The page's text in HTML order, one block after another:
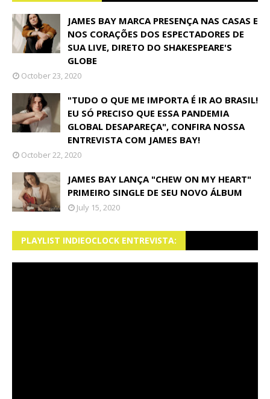
JAMES BAY MARCA PRESENÇA NAS CASAS E
NOS CORAÇÕES DOS ESPECTADORES DE
SUA LIVE, DIRETO DO SHAKESPEARE'S
GLOBE
October 23, 2020
"TUDO O QUE ME IMPORTA É IR AO BRASIL!
EU SÓ PRECISO QUE ESSA PANDEMIA
GLOBAL DESAPAREÇA", CONFIRA NOSSA
ENTREVISTA COM JAMES BAY!
October 22, 2020
JAMES BAY LANÇA "CHEW ON MY HEART"
PRIMEIRO SINGLE DE SEU NOVO ÁLBUM
July 15, 2020
PLAYLIST INDIEOCLOCK ENTREVISTA: